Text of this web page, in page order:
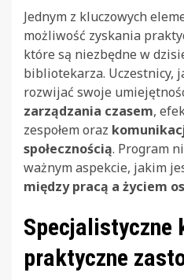
Jednym z kluczowych
możliwość zyskania
które są niezbędne w
bibliotekarza. Uczestnicy,
rozwijać swoje
zarządzania czasem,
zespołem oraz
społecznością. Program
ważnym aspekcie, jakim
między pracą a życiem
Specjalistyczne
praktyczne